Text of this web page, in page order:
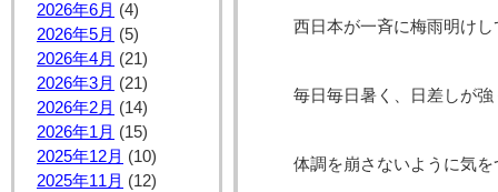
2026年6月 (4)
2026年5月 (5)
2026年4月 (21)
2026年3月 (21)
2026年2月 (14)
2026年1月 (15)
2025年12月 (10)
2025年11月 (12)
西日本が一斉に梅雨明け
毎日毎日暑く、日差しが
体調を崩さないように気